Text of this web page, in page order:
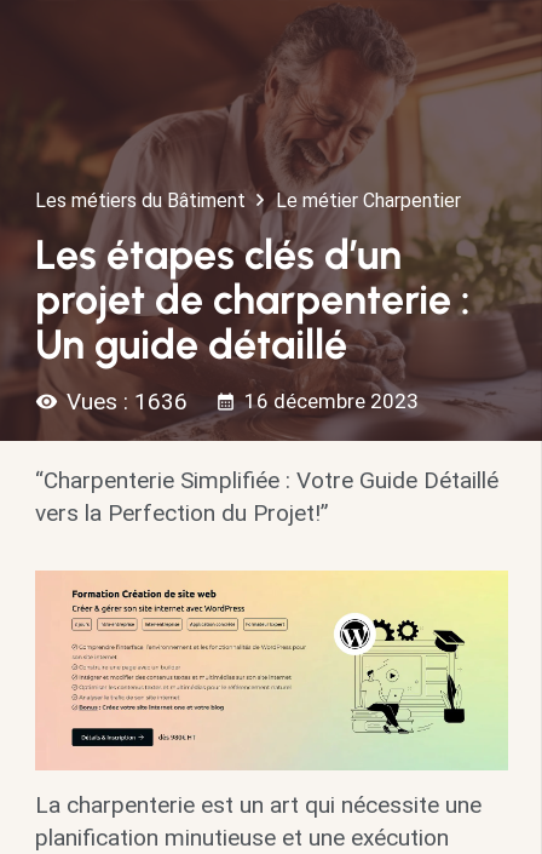
Les métiers du Bâtiment Le métier Charpentier
Les étapes clés d’un
projet de charpenterie :
Un guide détaillé
visibility Vues : 1636 calendar_month 16 décembre 2023
“Charpenterie Simplifiée : Votre Guide Détaillé
vers la Perfection du Projet!”
La charpenterie est un art qui nécessite une
planification minutieuse et une exécution